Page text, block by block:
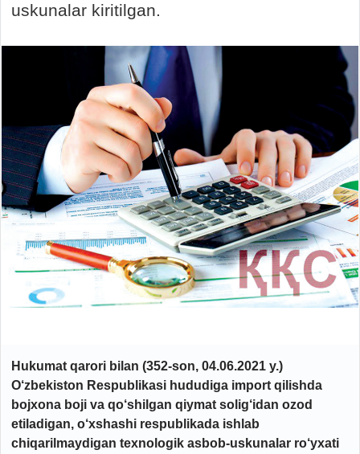
uskunalar kiritilgan.
Hukumat qarori bilan (352-son, 04.06.2021 y.)
O‘zbekiston Respublikasi hududiga import qilishda
bojxona boji va qo‘shilgan qiymat solig‘idan ozod
etiladigan, o‘xshashi respublikada ishlab
chiqarilmaydigan texnologik asbob-uskunalar ro‘yxati